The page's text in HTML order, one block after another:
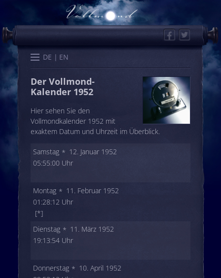
FacebookTwitter
DE EN
Start Kalender Karten
Der Vollmond-
Kalender 1952
Hier sehen Sie den
Vollmondkalender 1952 mit
exaktem Datum und Uhrzeit im Überblick.
Samstag
12. Januar 1952
05:55:00 Uhr
Montag
11. Februar 1952
01:28:12 Uhr
[*]
Dienstag
11. März 1952
19:13:54 Uhr
Donnerstag
10. April 1952